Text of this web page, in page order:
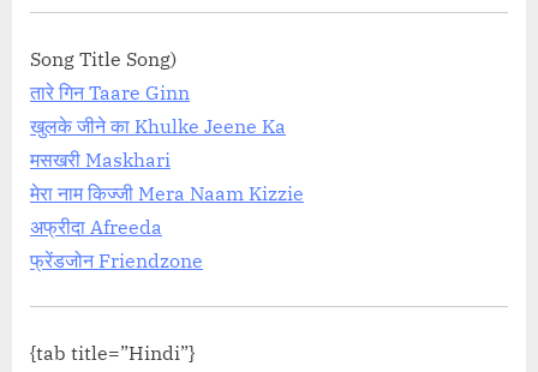
Song Title Song)
तारे गिन Taare Ginn
खुलके जीने का Khulke Jeene Ka
मसखरी Maskhari
मेरा नाम किज्जी Mera Naam Kizzie
अफ्रीदा Afreeda
फ्रेंडजोन Friendzone
{tab title=”Hindi”}